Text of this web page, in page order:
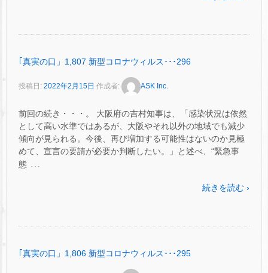
｢真実の口」1,807 新型コロナウィルス･･･296
投稿日: 2022年2月15日 作成者: ASK Inc.
前回の続き・・・。 大阪府の吉村知事は、「感染状況は依然
として高い水準ではあるが、大阪やそれ以外の地域でも減少
傾向が見られる。今後、再び増加する可能性はないのか見極
めて、宣言の要請が必要か判断したい。」と述べ、“緊急事
態 …
続きを読む ›
｢真実の口」1,806 新型コロナウィルス･･･295